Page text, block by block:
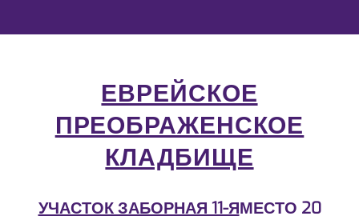
ЕВРЕЙСКОЕ
ПРЕОБРАЖЕНСКОЕ
КЛАДБИЩЕ
УЧАСТОК ЗАБОРНАЯ 11-ЯМЕСТО 20